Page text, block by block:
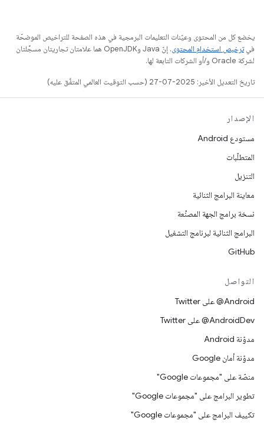
يخضع كل من المحتوى وعيّنات التعليمات البرمجية في هذه الصفحة للتراخيص الموضحّة
فيترخيص استخدام المحتوى
. إنّ Java وOpenJDK هما علامتان تجاريتان مسجَّلتان
لشركة Oracle و/أو الشركات التابعة لها.
تاريخ التعديل الأخير: 2025-07-27 (حسب التوقيت العالمي المتفَّق عليه)
الإصدار
مستودع Android
المتطلّبات
التنزيل
معاينة البرامج الثنائية
نسخة برامج الجهة المصنِّعة
البرامج الثنائية لبرنامج التشغيل
GitHub
التواصل
‎@Android على Twitter
‎@AndroidDev على Twitter
مدوّنة Android
مدوّنة أمان Google
منصّة على "مجموعات Google"
تطوير البرامج على "مجموعات Google"
تكييف البرامج على "مجموعات Google"